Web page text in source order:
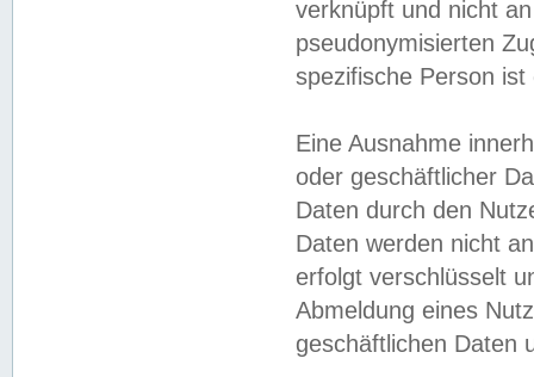
verknüpft und nicht
pseudonymisierten
spezifische Person
Eine Ausnahme
oder geschäftlicher
Daten durch den
Daten werden nicht
erfolgt verschlüsselt
Abmeldung eines
geschäftlichen Daten